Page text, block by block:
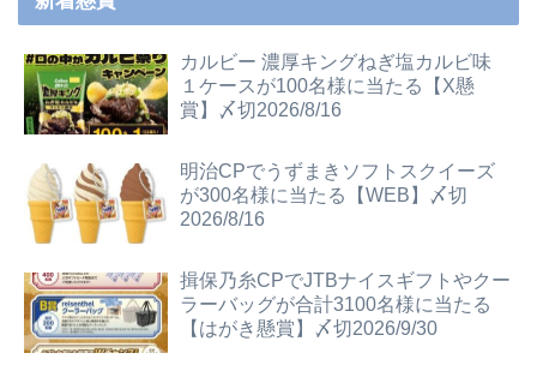
カルビー 濃厚キングねぎ塩カルビ味
１ケースが100名様に当たる【X懸
賞】〆切2026/8/16
明治CPでうずまきソフトスクイーズ
が300名様に当たる【WEB】〆切
2026/8/16
揖保乃糸CPでJTBナイスギフトやクー
ラーバッグが合計3100名様に当たる
【はがき懸賞】〆切2026/9/30